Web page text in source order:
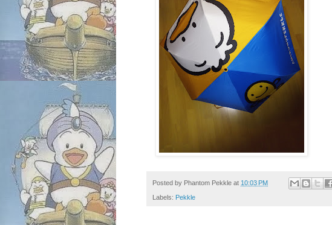
Posted by Phantom Pekkle at 10:03 PM
Labels: Pekkle